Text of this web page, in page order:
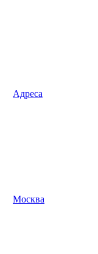
Адреса
Москва